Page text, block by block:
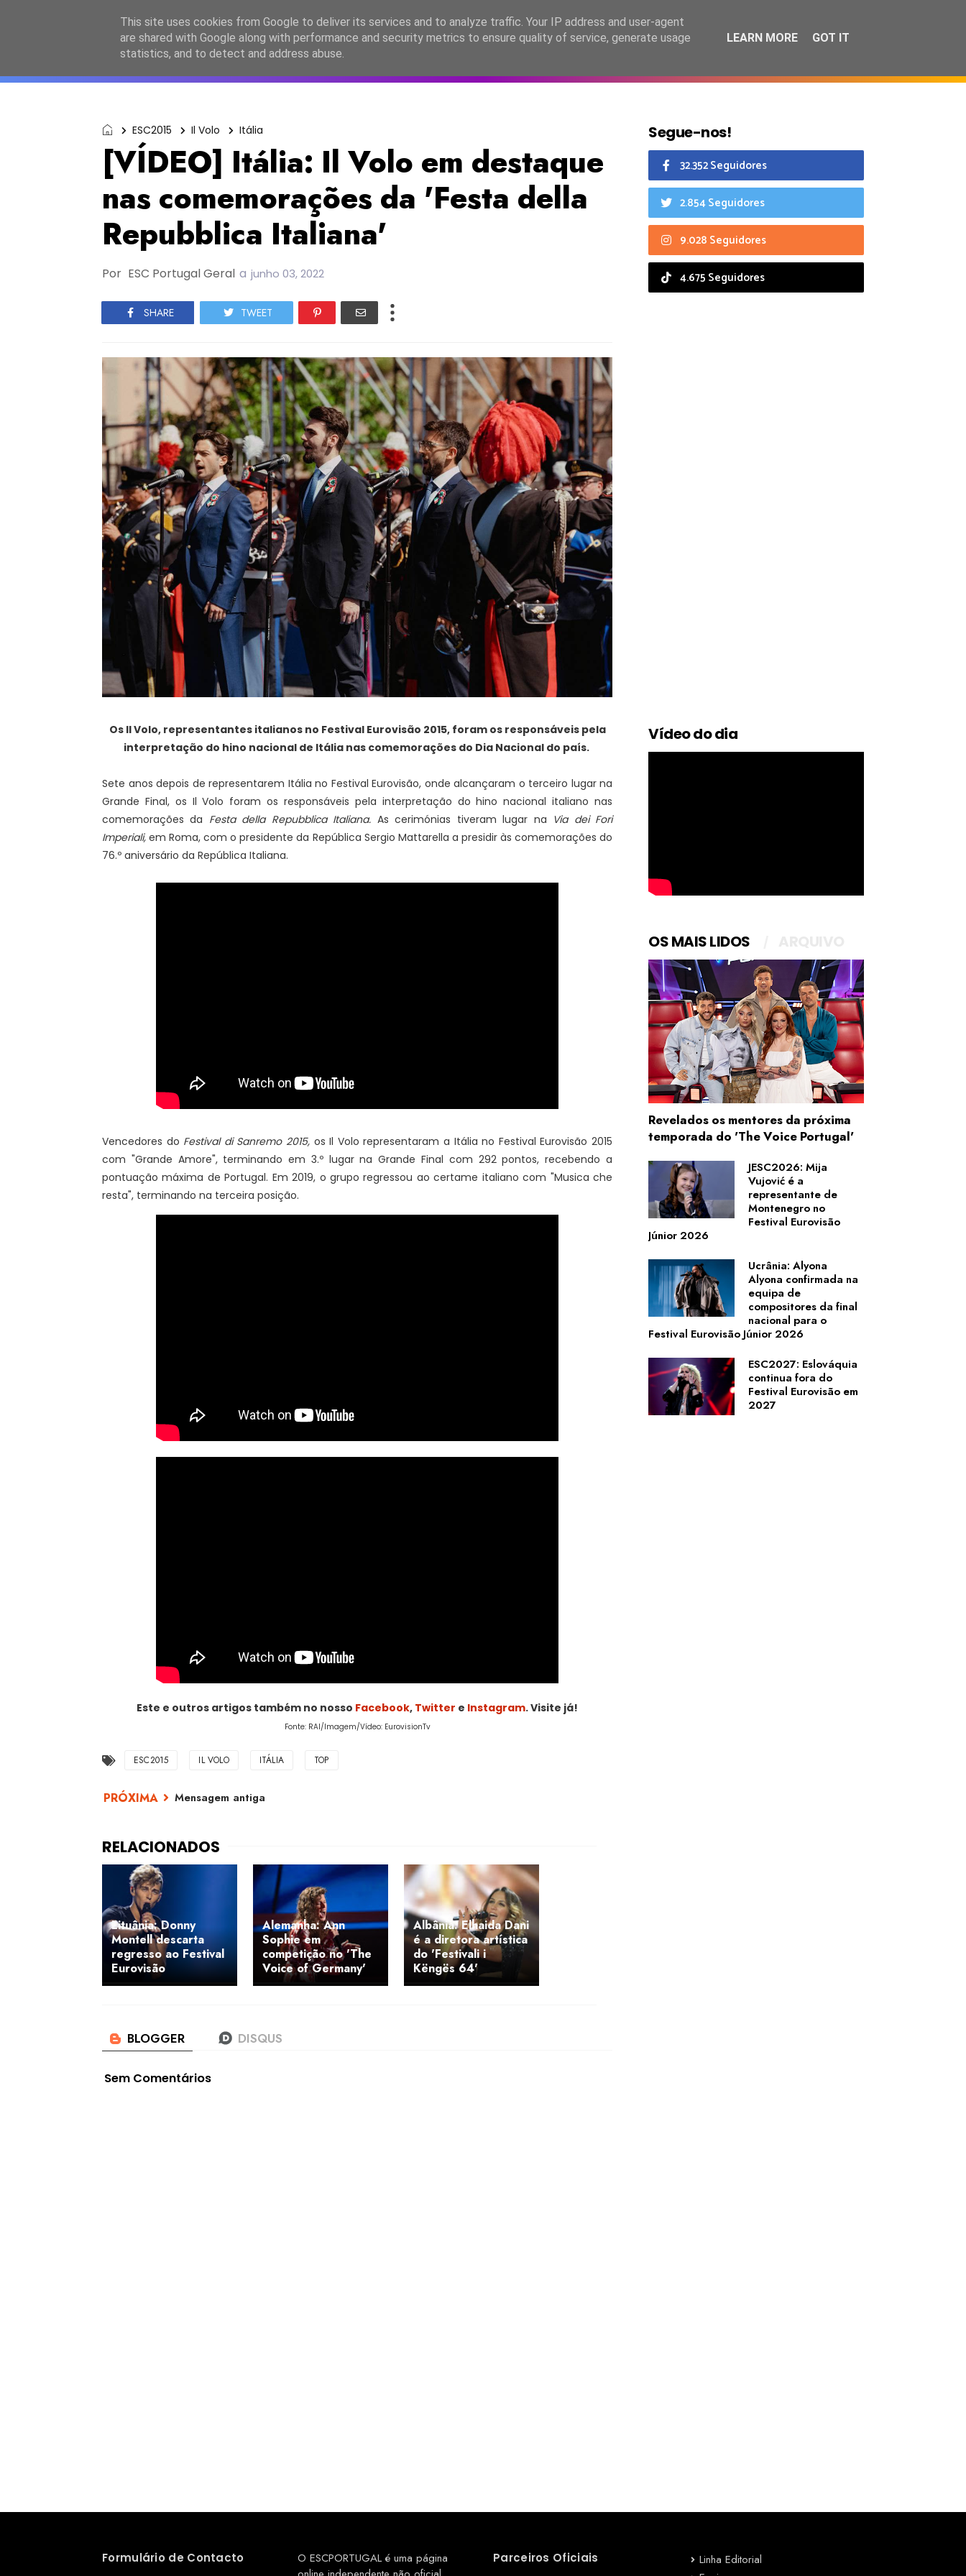
ESC2027 JESC2026 FC2026 EASC2026 PORTUGAL LANÇAMENTOS ESPECIAIS CALENDÁRIO
ESC2015 Il Volo Itália
[VÍDEO] Itália: Il Volo em destaque
nas comemorações da 'Festa della
Repubblica Italiana'
Por ESC Portugal Geral a junho 03, 2022
SHARE TWEET
Os Il Volo, representantes italianos no Festival Eurovisão 2015, foram os responsáveis pela
interpretação do hino nacional de Itália nas comemorações do Dia Nacional do país.
Sete anos depois de representarem Itália no Festival Eurovisão, onde alcançaram o terceiro lugar na
Grande Final, os Il Volo foram os responsáveis pela interpretação do hino nacional italiano nas
comemorações da Festa della Repubblica Italiana. As cerimónias tiveram lugar na Via dei Fori
Imperiali,em Roma, com o presidente da República Sergio Mattarella a presidir às comemorações do
76.º aniversário da República Italiana.
Vencedores do Festival di Sanremo 2015, os Il Volo representaram a Itália no Festival Eurovisão 2015
com "Grande Amore", terminando em 3.º lugar na Grande Final com 292 pontos, recebendo a
pontuação máxima de Portugal. Em 2019, o grupo regressou ao certame italiano com "Musica che
resta", terminando na terceira posição.
Este e outros artigos também no nosso Facebook, Twitter e Instagram. Visite já!
Fonte: RAI/Imagem/Vídeo: EurovisionTv
ESC2015 IL VOLO ITÁLIA TOP
Mensagem antiga
Lituânia: Donny
Montell descarta
regresso ao Festival
Eurovisão
Alemanha: Ann
Sophie em
competição no 'The
Voice of Germany'
Albânia: Elhaida Dani
é a diretora artística
do 'Festivali i
Këngës 64'
Sem Comentários
Segue-nos!
32.352 Seguidores
2.854 Seguidores
9.028 Seguidores
4.675 Seguidores
Vídeo do dia
OS MAIS LIDOS
Revelados os mentores da próxima
temporada do 'The Voice Portugal'
JESC2026: Mija
Vujović é a
representante de
Montenegro no
Festival Eurovisão
Júnior 2026
Ucrânia: Alyona
Alyona confirmada na
equipa de
compositores da final
nacional para o
Festival Eurovisão Júnior 2026
ESC2027: Eslováquia
continua fora do
Festival Eurovisão em
2027
Formulário de Contacto
O ESCPORTUGAL é uma página
Parceiros Oficiais
Linha Editorial
This site uses cookies from Google to deliver its services and to analyze traffic. Your IP address and user-agent
are shared with Google along with performance and security metrics to ensure quality of service, generate usage
statistics, and to detect and address abuse.
LEARN MORE GOT IT